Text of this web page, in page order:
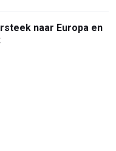
naar Europa en